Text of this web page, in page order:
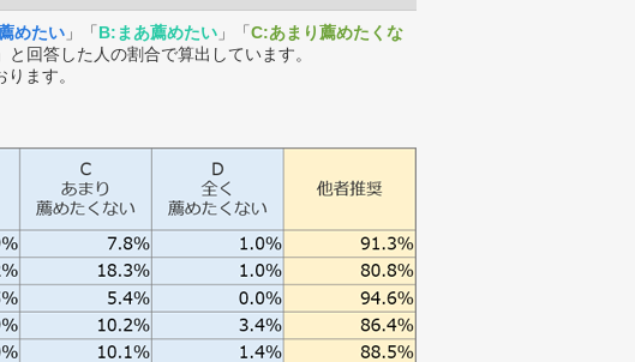
めたい 」「B:まあ薦めたい 」「C:あまり薦めたくな
」と回答した人の割合で算出しています。
ます。